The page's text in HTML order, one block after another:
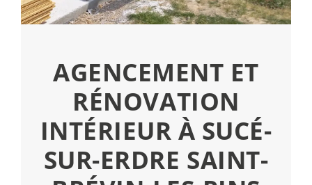
AGENCEMENT ET
RÉNOVATION
INTÉRIEUR À SUCÉ-
SUR-ERDRE SAINT-